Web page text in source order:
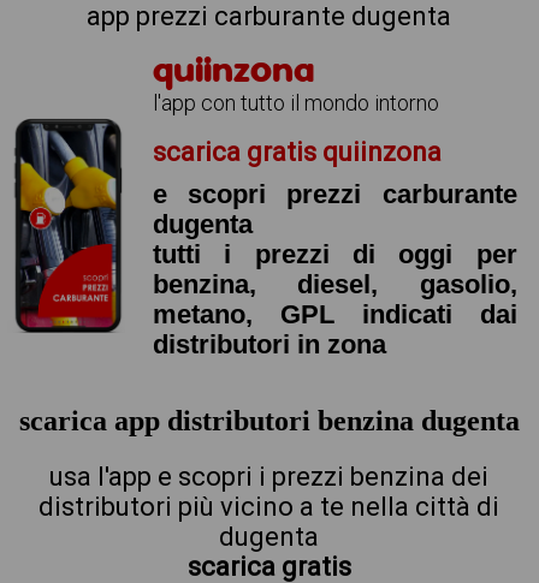
app prezzi carburante dugenta
quiinzona
l'app con tutto il mondo intorno
scarica gratis quiinzona
e scopri prezzi carburante
dugenta
tutti i prezzi di oggi per
benzina, diesel, gasolio,
metano, GPL indicati dai
distributori in zona
scarica app distributori benzina dugenta
usa l'app e scopri i prezzi benzina dei
distributori più vicino a te nella città di
dugenta
scarica gratis